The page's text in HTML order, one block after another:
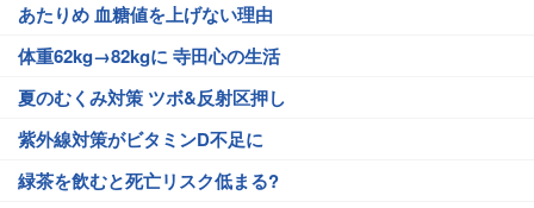
あたりめ 血糖値を上げない理由
体重62kg→82kgに 寺田心の生活
夏のむくみ対策 ツボ&反射区押し
紫外線対策がビタミンD不足に
緑茶を飲むと死亡リスク低まる?